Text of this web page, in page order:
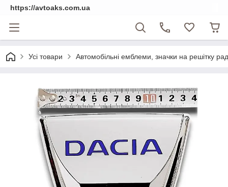
https://avtoaks.com.ua
Усі товари Автомобільні емблеми, значки на решітку